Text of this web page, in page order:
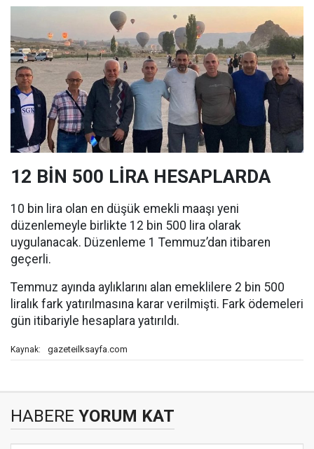
12 BİN 500 LİRA HESAPLARDA
10 bin lira olan en düşük emekli maaşı yeni
düzenlemeyle birlikte 12 bin 500 lira olarak
uygulanacak. Düzenleme 1 Temmuz’dan itibaren
geçerli.
Temmuz ayında aylıklarını alan emeklilere 2 bin 500
liralık fark yatırılmasına karar verilmişti. Fark ödemeleri
gün itibariyle hesaplara yatırıldı.
Kaynak: gazeteilksayfa.com
HABERE YORUM KAT